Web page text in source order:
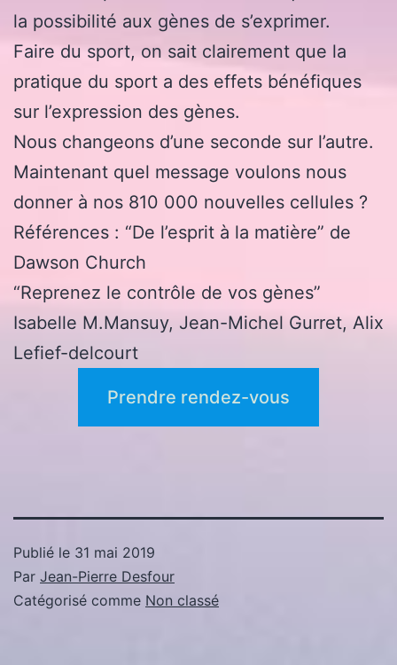
la possibilité aux gènes de s’exprimer.
Faire du sport, on sait clairement que la
pratique du sport a des effets bénéfiques
sur l’expression des gènes.
Nous changeons d’une seconde sur l’autre.
Maintenant quel message voulons nous
donner à nos 810 000 nouvelles cellules ?
Références : “De l’esprit à la matière” de
Dawson Church
“Reprenez le contrôle de vos gènes”
Isabelle M.Mansuy, Jean-Michel Gurret, Alix
Lefief-delcourt
Prendre rendez-vous
Publié le 31 mai 2019
Par Jean-Pierre Desfour
Catégorisé comme Non classé